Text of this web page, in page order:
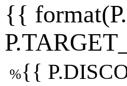
{{
%{{